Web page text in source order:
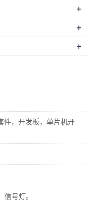
+
+
+
件，开发板，单片机开
号灯。